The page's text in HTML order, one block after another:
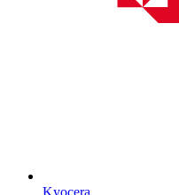
Kyocera